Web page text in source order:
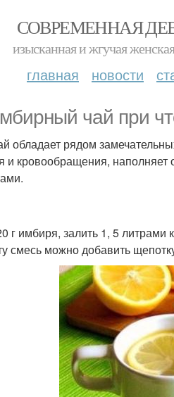
СОВРЕМЕННАЯ
изысканная и жгучая
главная новости
чай при
обладает рядом
и кровообращения,
г имбиря, залить 1, 5
смесь можно добавить